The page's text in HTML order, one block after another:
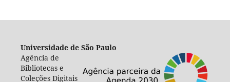
Universidade de São Paulo
Agência de
Bibliotecas e
Coleções Digitais